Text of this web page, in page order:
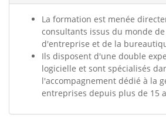
La formation est menée
consultants issus du monde
d'entreprise et de la
Ils disposent d'une double
logicielle et sont spécialisés
l'accompagnement dédié à la
entreprises depuis plus de 15